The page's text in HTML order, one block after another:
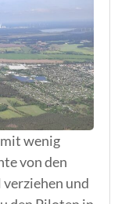
wenig
von den
und